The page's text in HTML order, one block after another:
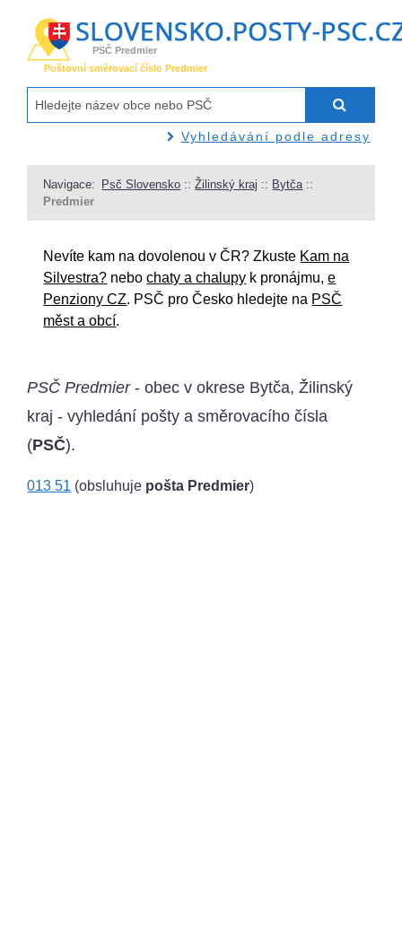
PSČ Predmier
Poštovní směrovací číslo Predmier
Vyhledávání podle adresy
Navigace: Psč Slovensko ::Žilinský kraj :: Bytča ::
Predmier
Nevíte kam na dovolenou v ČR? Zkuste Kam na
Silvestra? nebochaty a chalupy k pronájmu,e
Penziony CZ. PSČ pro Česko hledejte na PSČ
měst a obcí.
PSČ Predmier- obec v okrese Bytča, Žilinský
kraj - vyhledání pošty a směrovacího čísla
(PSČ).
013 51 (obsluhuje pošta Predmier)